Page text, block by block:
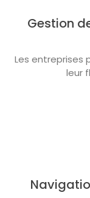
Gestion
Les entreprises
leur